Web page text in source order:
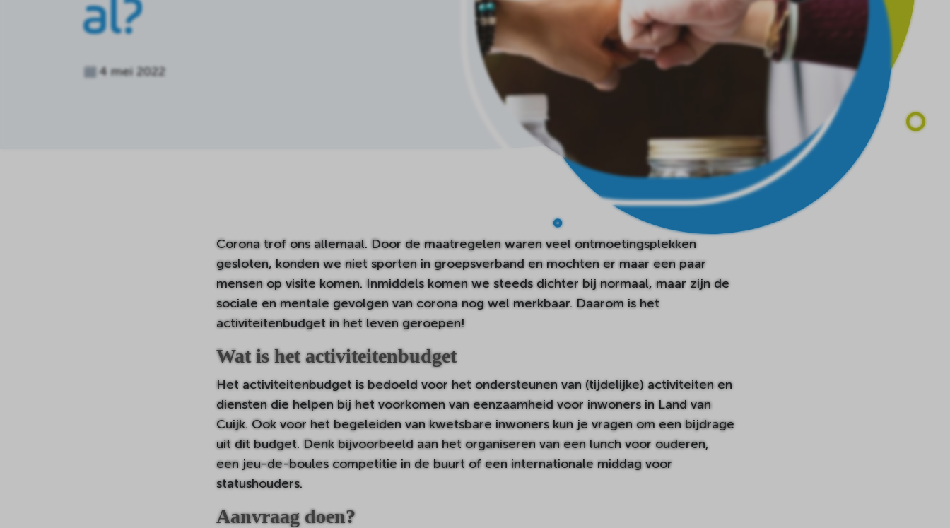
al?
4 mei 2022
Corona trof ons allemaal. Door de maatregelen waren veel ontmoetingsplekken
gesloten, konden we niet sporten in groepsverband en mochten er maar een paar
mensen op visite komen. Inmiddels komen we steeds dichter bij normaal, maar zijn de
sociale en mentale gevolgen van corona nog wel merkbaar. Daarom is het
activiteitenbudget in het leven geroepen!
Wat is het activiteitenbudget
Het activiteitenbudget is bedoeld voor het ondersteunen van (tijdelijke) activiteiten en
diensten die helpen bij het voorkomen van eenzaamheid voor inwoners in Land van
Cuijk. Ook voor het begeleiden van kwetsbare inwoners kun je vragen om een bijdrage
uit dit budget. Denk bijvoorbeeld aan het organiseren van een lunch voor ouderen,
een jeu-de-boules competitie in de buurt of een internationale middag voor
statushouders.
Aanvraag doen?